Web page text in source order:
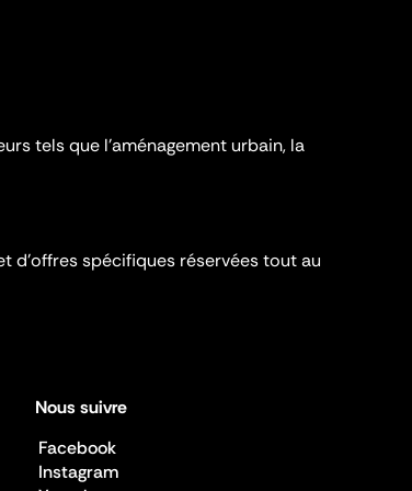
tels que l'aménagement urbain, la
d’offres spécifiques réservées tout au
Nous suivre
Facebook
Instagram